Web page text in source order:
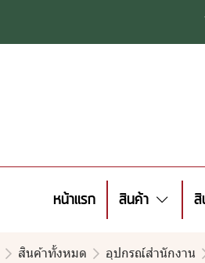
หน้าแรก สินค้า
สินค้าทั้งหมด อุปกรณ์สำนักงาน